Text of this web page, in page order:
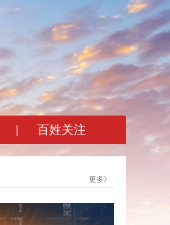
| 百姓关注
更多》